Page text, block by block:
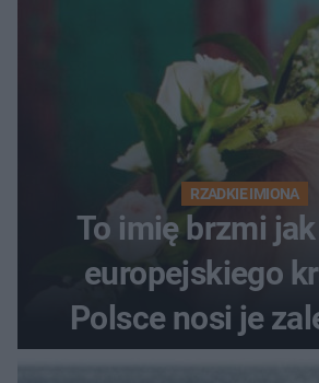
RZADKIE IMIONA
To imię brzmi
europejskiego
Polsce nosi je